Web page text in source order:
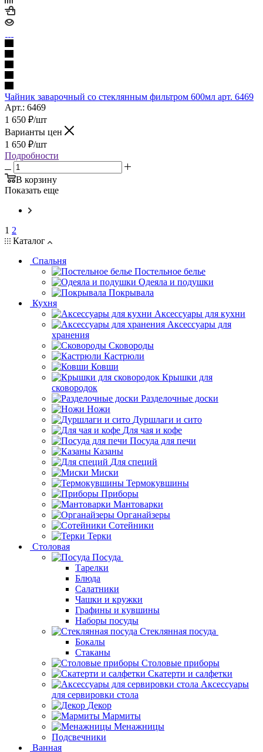
Чайник заварочный со стеклянным фильтром 600мл арт. 6469
Арт.: 6469
1 650 ₽/шт
Варианты цен
1 650 ₽/шт
Подробности
В корзину
Показать еще
1 2
Каталог
Спальня
Постельное белье
Одеяла и подушки
Покрывала
Кухня
Аксессуары для кухни
Аксессуары для
хранения
Сковороды
Кастрюли
Ковши
Крышки для
сковородок
Разделочные доски
Ножи
Дуршлаги и сито
Для чая и кофе
Посуда для печи
Казаны
Для специй
Миски
Термокувшины
Приборы
Мантоварки
Органайзеры
Сотейники
Терки
Столовая
Посуда
Тарелки
Блюда
Салатники
Чашки и кружки
Графины и кувшины
Наборы посуды
Стеклянная посуда
Бокалы
Стаканы
Столовые приборы
Скатерти и салфетки
Аксессуары
для сервировки стола
Декор
Мармиты
Менажницы
Подсвечники
Ванная